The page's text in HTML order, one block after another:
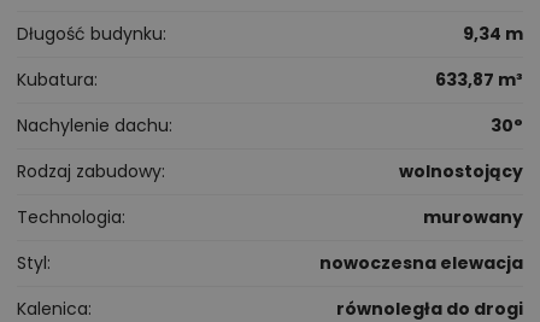
Długość budynku
9,34 m
Kubatura
633,87 m³
Nachylenie dachu
30°
Rodzaj zabudowy
wolnostojący
Technologia
murowany
Styl
nowoczesna elewacja
Kalenica
równoległa do drogi